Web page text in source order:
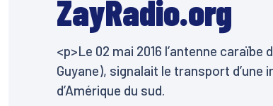
ZayRadio.org
<p>Le 02 mai 2016 l’antenne
Guyane), signalait le transport
d’Amérique du sud.